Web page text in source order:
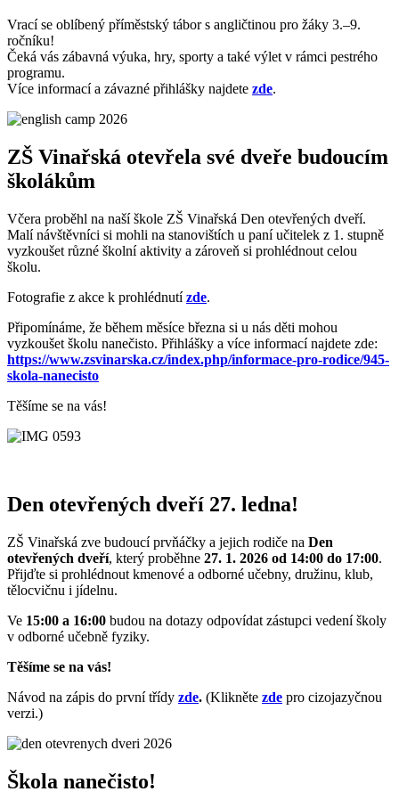
Vrací se oblíbený příměstský tábor s angličtinou pro žáky 3.–9.
ročníku!
Čeká vás zábavná výuka, hry, sporty a také výlet v rámci pestrého
programu.
Více informací a závazné přihlášky najdete zde.
ZŠ Vinařská otevřela své dveře budoucím
školákům
Včera proběhl na naší škole ZŠ Vinařská Den otevřených dveří.
Malí návštěvníci si mohli na stanovištích u paní učitelek z 1. stupně
vyzkoušet různé školní aktivity a zároveň si prohlédnout celou
školu.
Fotografie z akce k prohlédnutízde.
Připomínáme, že během měsíce března si u nás děti mohou
vyzkoušet školu nanečisto. Přihlášky a více informací najdete zde:
https://www.zsvinarska.cz/index.php/informace-pro-rodice/945-
skola-nanecisto
Těšíme se na vás!
Den otevřených dveří 27. ledna!
ZŠ Vinařská zve budoucí prvňáčky a jejich rodiče na Den
otevřených dveří, který proběhne 27. 1. 2026 od 14:00 do 17:00.
Přijďte si prohlédnout kmenové a odborné učebny, družinu, klub,
tělocvičnu i jídelnu.
Ve 15:00 a 16:00 budou na dotazy odpovídat zástupci vedení školy
v odborné učebně fyziky.
Těšíme se na vás!
Návod na zápis do první třídy zde. (Klikněte zde pro cizojazyčnou
verzi.)
Škola nanečisto!